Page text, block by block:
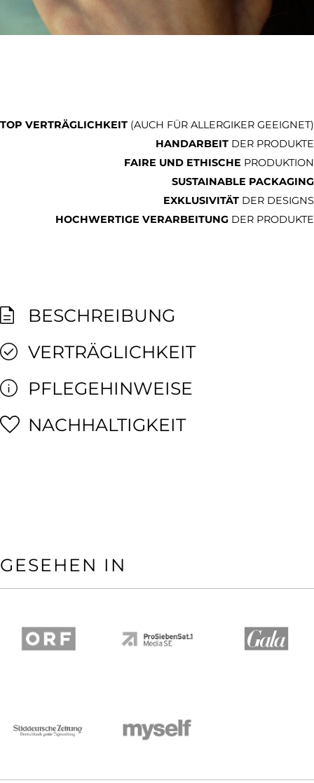
TOP VERTRÄGLICHKEIT (AUCH FÜR ALLERGIKER GEEIGNET)
HANDARBEIT DER PRODUKTE
FAIRE UND ETHISCHE PRODUKTION
SUSTAINABLE PACKAGING
EXKLUSIVITÄT DER DESIGNS
HOCHWERTIGE VERARBEITUNG DER PRODUKTE
BESCHREIBUNG
VERTRÄGLICHKEIT
PFLEGEHINWEISE
NACHHALTIGKEIT
GESEHEN IN